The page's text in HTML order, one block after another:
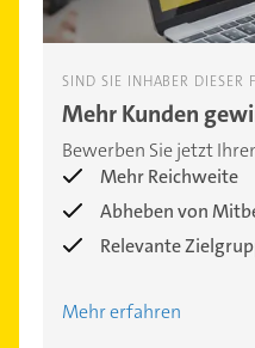
SIND SIE INHABER DIESER
Mehr Kunden
Bewerben Sie jetzt
Mehr Reichweite
Abheben von
Relevante
Mehr erfahren